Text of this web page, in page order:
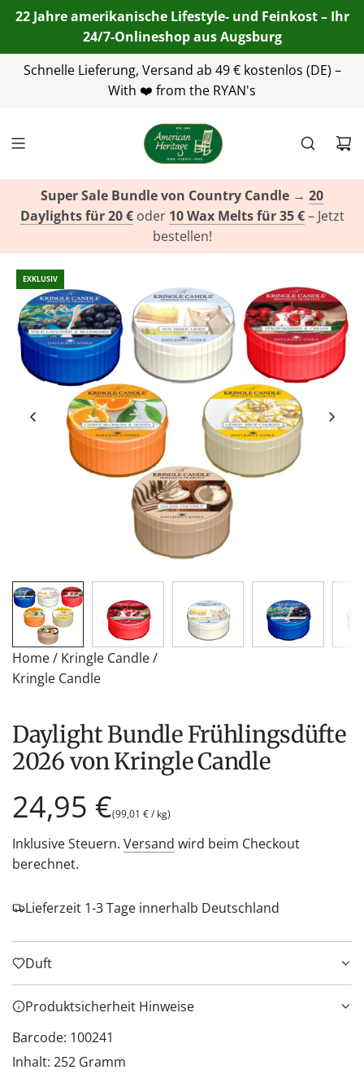
22 Jahre amerikanische Lifestyle- und Feinkost – Ihr
24/7-Onlineshop aus Augsburg
Schnelle Lieferung, Versand ab 49 € kostenlos (DE) –
With ❤️ from the RYAN's
Telefon:+49(0)821 455 254 00 | E-Mail:info@american-
heritage.de| WhatsApp:+49(0)151 116 719 10
Super Sale Bundle von Country Candle → 20
Daylights für 20 €oder 10 Wax Melts für 35 €– Jetzt
bestellen!
EXKLUSIV
Home/ Kringle Candle/
Kringle Candle
Daylight Bundle Frühlingsdüfte
2026 von Kringle Candle
Regulärer
Preis
24,95 €(99,01 €/ kg)
Inklusive Steuern. Versand wird beim Checkout
berechnet.
Lieferzeit 1-3 Tage innerhalb Deutschland
Duft
Produktsicherheit Hinweise
Barcode: 100241
Inhalt: 252 Gramm